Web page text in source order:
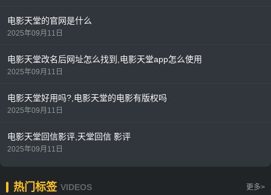
电影天堂的官网是什么
2025年09月11日
电影天堂改名后网址怎么找到,电影天堂app怎么使用
2025年09月11日
电影天堂好用吗?,电影天堂的电影有版权吗
2025年09月11日
电影天堂回信影评,天堂回信 影评
2025年09月11日
热门标签 VIDEOS 更多>